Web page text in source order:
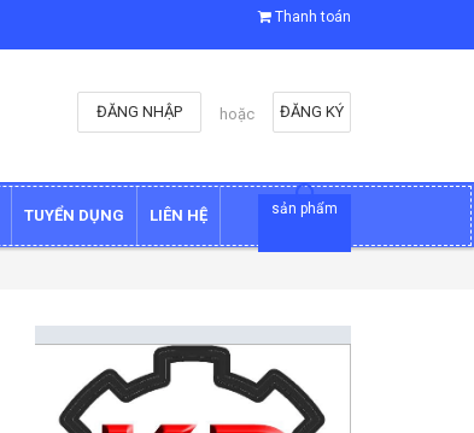
Thanh toán
ĐĂNG KÝ
hoặc
ĐĂNG NHẬP
TUYỂN DỤNG LIÊN HỆ sản phẩm